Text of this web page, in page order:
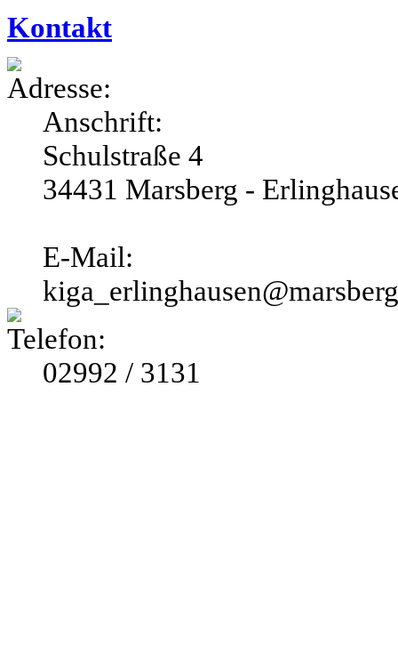
Kontakt
Anschrift:
Schulstraße 4
34431 Marsberg -
E-Mail:
02992 / 3131